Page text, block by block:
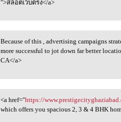
">สล็อตเว็บตรง</a>
Because of this , advertising
Because of this , advertising campaigns
more successful to jot down far better
CA</a>
<a href="https://www
<a href="https://
which offers you spacious 2, 3 & 4 BHK